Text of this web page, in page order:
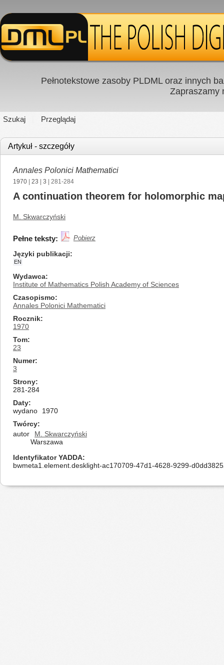
Pełnotekstowe zasoby PLDML oraz innych
Zapraszamy
Szukaj Przeglądaj
Artykuł - szczegóły
Annales Polonici Mathematici
1970 23 3 | 281-284
A continuation theorem for holomorphic
M. Skwarczyński
Pełne teksty: Pobierz
Języki publikacji
EN
Wydawca
Institute of Mathematics Polish Academy of Sciences
Czasopismo
Annales Polonici Mathematici
Rocznik
1970
Tom
23
Numer
3
Strony
281-284
Daty
wydano
1970
Twórcy
autor
M. Skwarczyński
Warszawa
Identyfikator YADDA
bwmeta1.element.desklight-ac170709-47d1-4628-9299-